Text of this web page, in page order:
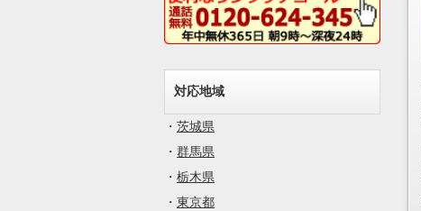
対応地域
・ 茨城県
・ 群馬県
・ 栃木県
・ 東京都